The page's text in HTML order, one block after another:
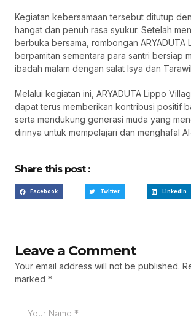
Kegiatan kebersamaan tersebut ditutup
hangat dan penuh rasa syukur. Setelah
berbuka bersama, rombongan ARYADUTA
berpamitan sementara para santri bersiap
ibadah malam dengan salat Isya dan
Melalui kegiatan ini, ARYADUTA Lippo
dapat terus memberikan kontribusi positif
serta mendukung generasi muda yang
dirinya untuk mempelajari dan menghafal
Share this post :
Facebook Twitter LinkedIn
Leave a Comment
Your email address will not be published.
marked *